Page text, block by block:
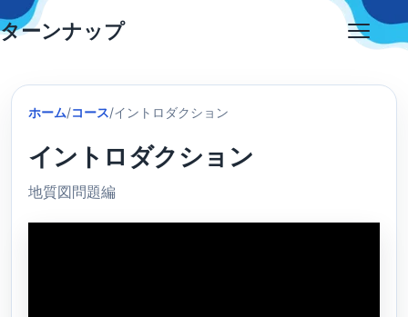
Skip
to
ターンナップ
ホーム/コース/イントロダクション
イントロダクション
地質図問題編